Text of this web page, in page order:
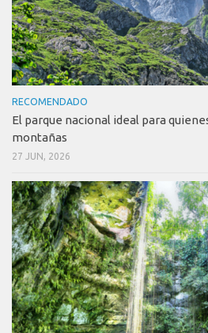
RECOMENDADO
El parque nacional ideal para
montañas
27 JUN, 2026